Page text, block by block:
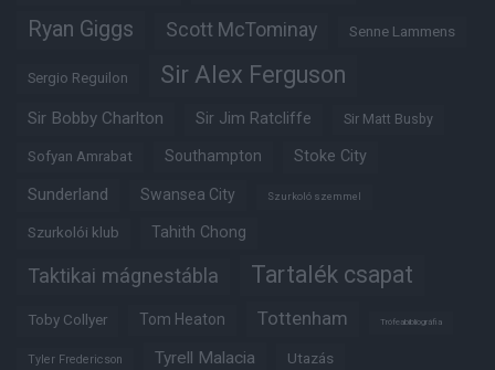
Ryan Giggs Scott McTominay Senne Lammens
Sergio Reguilon Sir Alex Ferguson
Sir Bobby Charlton Sir Jim Ratcliffe Sir Matt Busby
Sofyan Amrabat Southampton Stoke City
Sunderland Swansea City Szurkoló szemmel
Szurkolói klub Tahith Chong
Taktikai mágnestábla Tartalék csapat
Toby Collyer Tom Heaton Tottenham Trófeabibliográfia
Tyler Fredericson Tyrell Malacia Utazás